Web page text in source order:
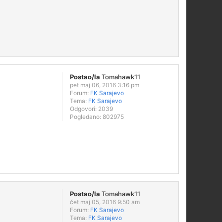
Postao/la Tomahawk11
pet maj 06, 2016 3:16 pm
Forum: FK Sarajevo
Tema: FK Sarajevo
Odgovori: 2039
Pogledano: 802975
Postao/la Tomahawk11
čet maj 05, 2016 9:50 am
Forum: FK Sarajevo
Tema: FK Sarajevo